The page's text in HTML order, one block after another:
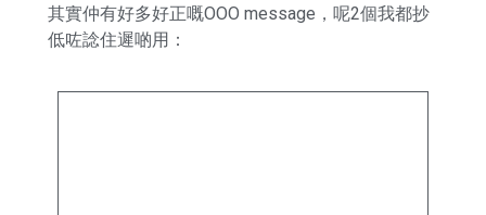
其實仲有好多好正嘅OOO message，呢2個我都抄
低咗諗住遲啲用：